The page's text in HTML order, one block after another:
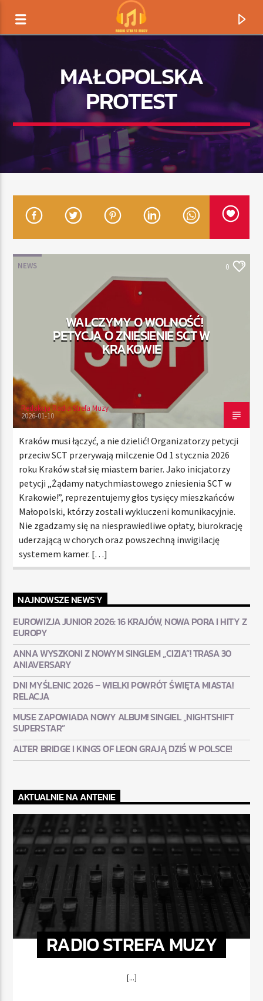
TERAZ GRAMY
TYTUŁ
ARTYSTA
RADIO STREFA MUZY
00:00 21:00
Radio Strefa Muzy
MAŁOPOLSKA
PROTEST
NEWS 0
WALCZYMY O WOLNOŚĆ!
PETYCJA O ZNIESIENIE SCT W
KRAKOWIE
Redakcja Radia Strefa Muzy
2026-01-10
Kraków musi łączyć, a nie dzielić! Organizatorzy petycji
przeciw SCT przerywają milczenie Od 1 stycznia 2026
roku Kraków stał się miastem barier. Jako inicjatorzy
petycji „Żądamy natychmiastowego zniesienia SCT w
Krakowie!”, reprezentujemy głos tysięcy mieszkańców
Małopolski, którzy zostali wykluczeni komunikacyjnie.
Nie zgadzamy się na niesprawiedliwe opłaty, biurokrację
uderzającą w chorych oraz powszechną inwigilację
systemem kamer. […]
NAJNOWSZE NEWS'Y
EUROWIZJA JUNIOR 2026: 16 KRAJÓW, NOWA PORA I HITY Z
EUROPY
ANNA WYSZKONI Z NOWYM SINGLEM „CIZIA”! TRASA 30
ANIAVERSARY
DNI MYŚLENIC 2026 – WIELKI POWRÓT ŚWIĘTA MIASTA!
RELACJA
MUSE ZAPOWIADA NOWY ALBUM! SINGIEL „NIGHTSHIFT
SUPERSTAR”
ALTER BRIDGE I KINGS OF LEON GRAJĄ DZIŚ W POLSCE!
AKTUALNIE NA ANTENIE
RADIO STREFA MUZY
[...]